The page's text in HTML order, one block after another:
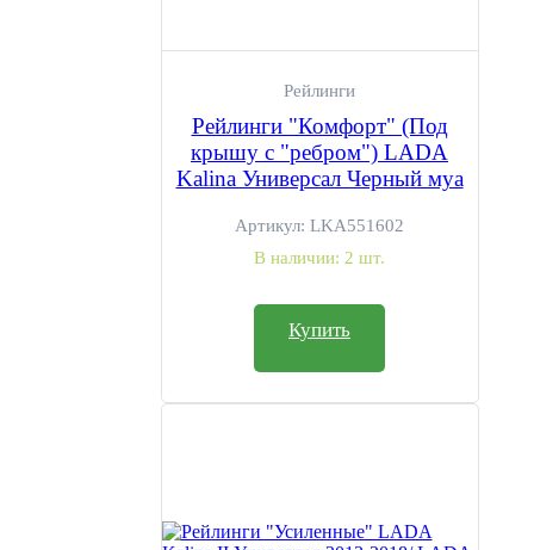
Рейлинги
Рейлинги "Комфорт" (Под
крышу с "ребром") LADA
Kalina Универсал Черный муа
Артикул: LKA551602
В наличии: 2 шт.
Купить